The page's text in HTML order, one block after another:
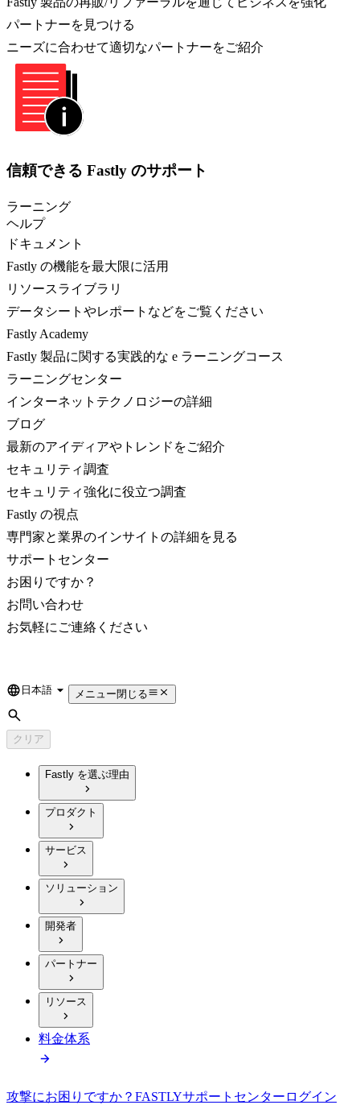
パートナーを見つける
ニーズに合わせて適切なパートナーをご紹介
信頼できる Fastly のサポート
ラーニング
ヘルプ
ドキュメント
Fastly の機能を最大限に活用
リソースライブラリ
データシートやレポートなどをご覧ください
Fastly Academy
Fastly 製品に関する実践的な e ラーニングコース
ラーニングセンター
インターネットテクノロジーの詳細
ブログ
最新のアイディアやトレンドをご紹介
セキュリティ調査
セキュリティ強化に役立つ調査
Fastly の視点
専門家と業界のインサイトの詳細を見る
サポートセンター
お困りですか？
お問い合わせ
お気軽にご連絡ください
Language
日本語 メニュー閉じる
検索
クリア
Fastly を選ぶ理由
プロダクト
サービス
ソリューション
開発者
パートナー
リソース
料金体系
攻撃にお困りですか？ FASTLYサポートセンター ログイン